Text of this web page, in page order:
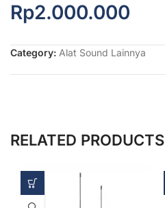
Rp2.000.000
Category: Alat Sound Lainnya
RELATED PRODUCTS